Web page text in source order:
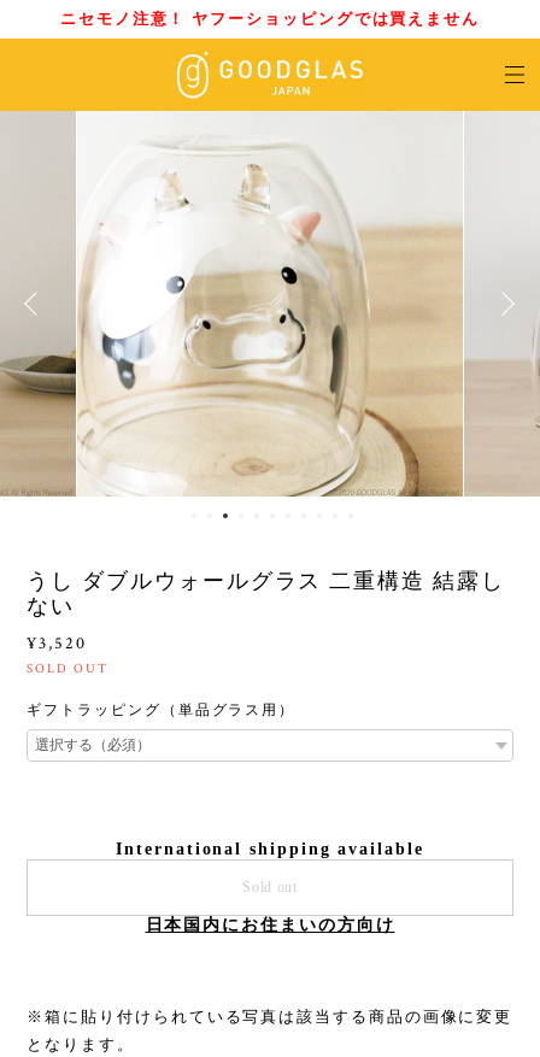
ニセモノ注意！ ヤフーショッピングでは買えません
うし ダブルウォールグラス 二重構造 結露し
ない
¥3,520
SOLD OUT
ギフトラッピング（単品グラス用）
International shipping available
Sold out
日本国内にお住まいの方向け
※箱に貼り付けられている写真は該当する商品の画像に変更
となります。